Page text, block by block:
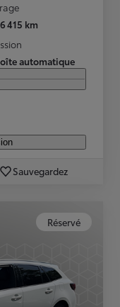
415 km
automatique
Sauvegardez
Réservé